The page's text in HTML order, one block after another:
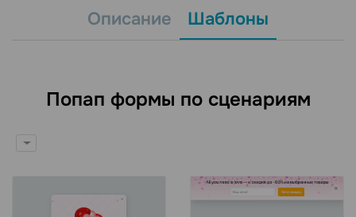
Описание Шаблоны
Попап формы по сценариям